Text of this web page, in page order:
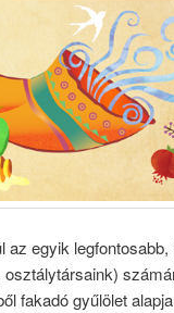
az egyik
fakadó gyűlölet